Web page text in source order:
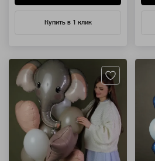
Купить в 1 клик